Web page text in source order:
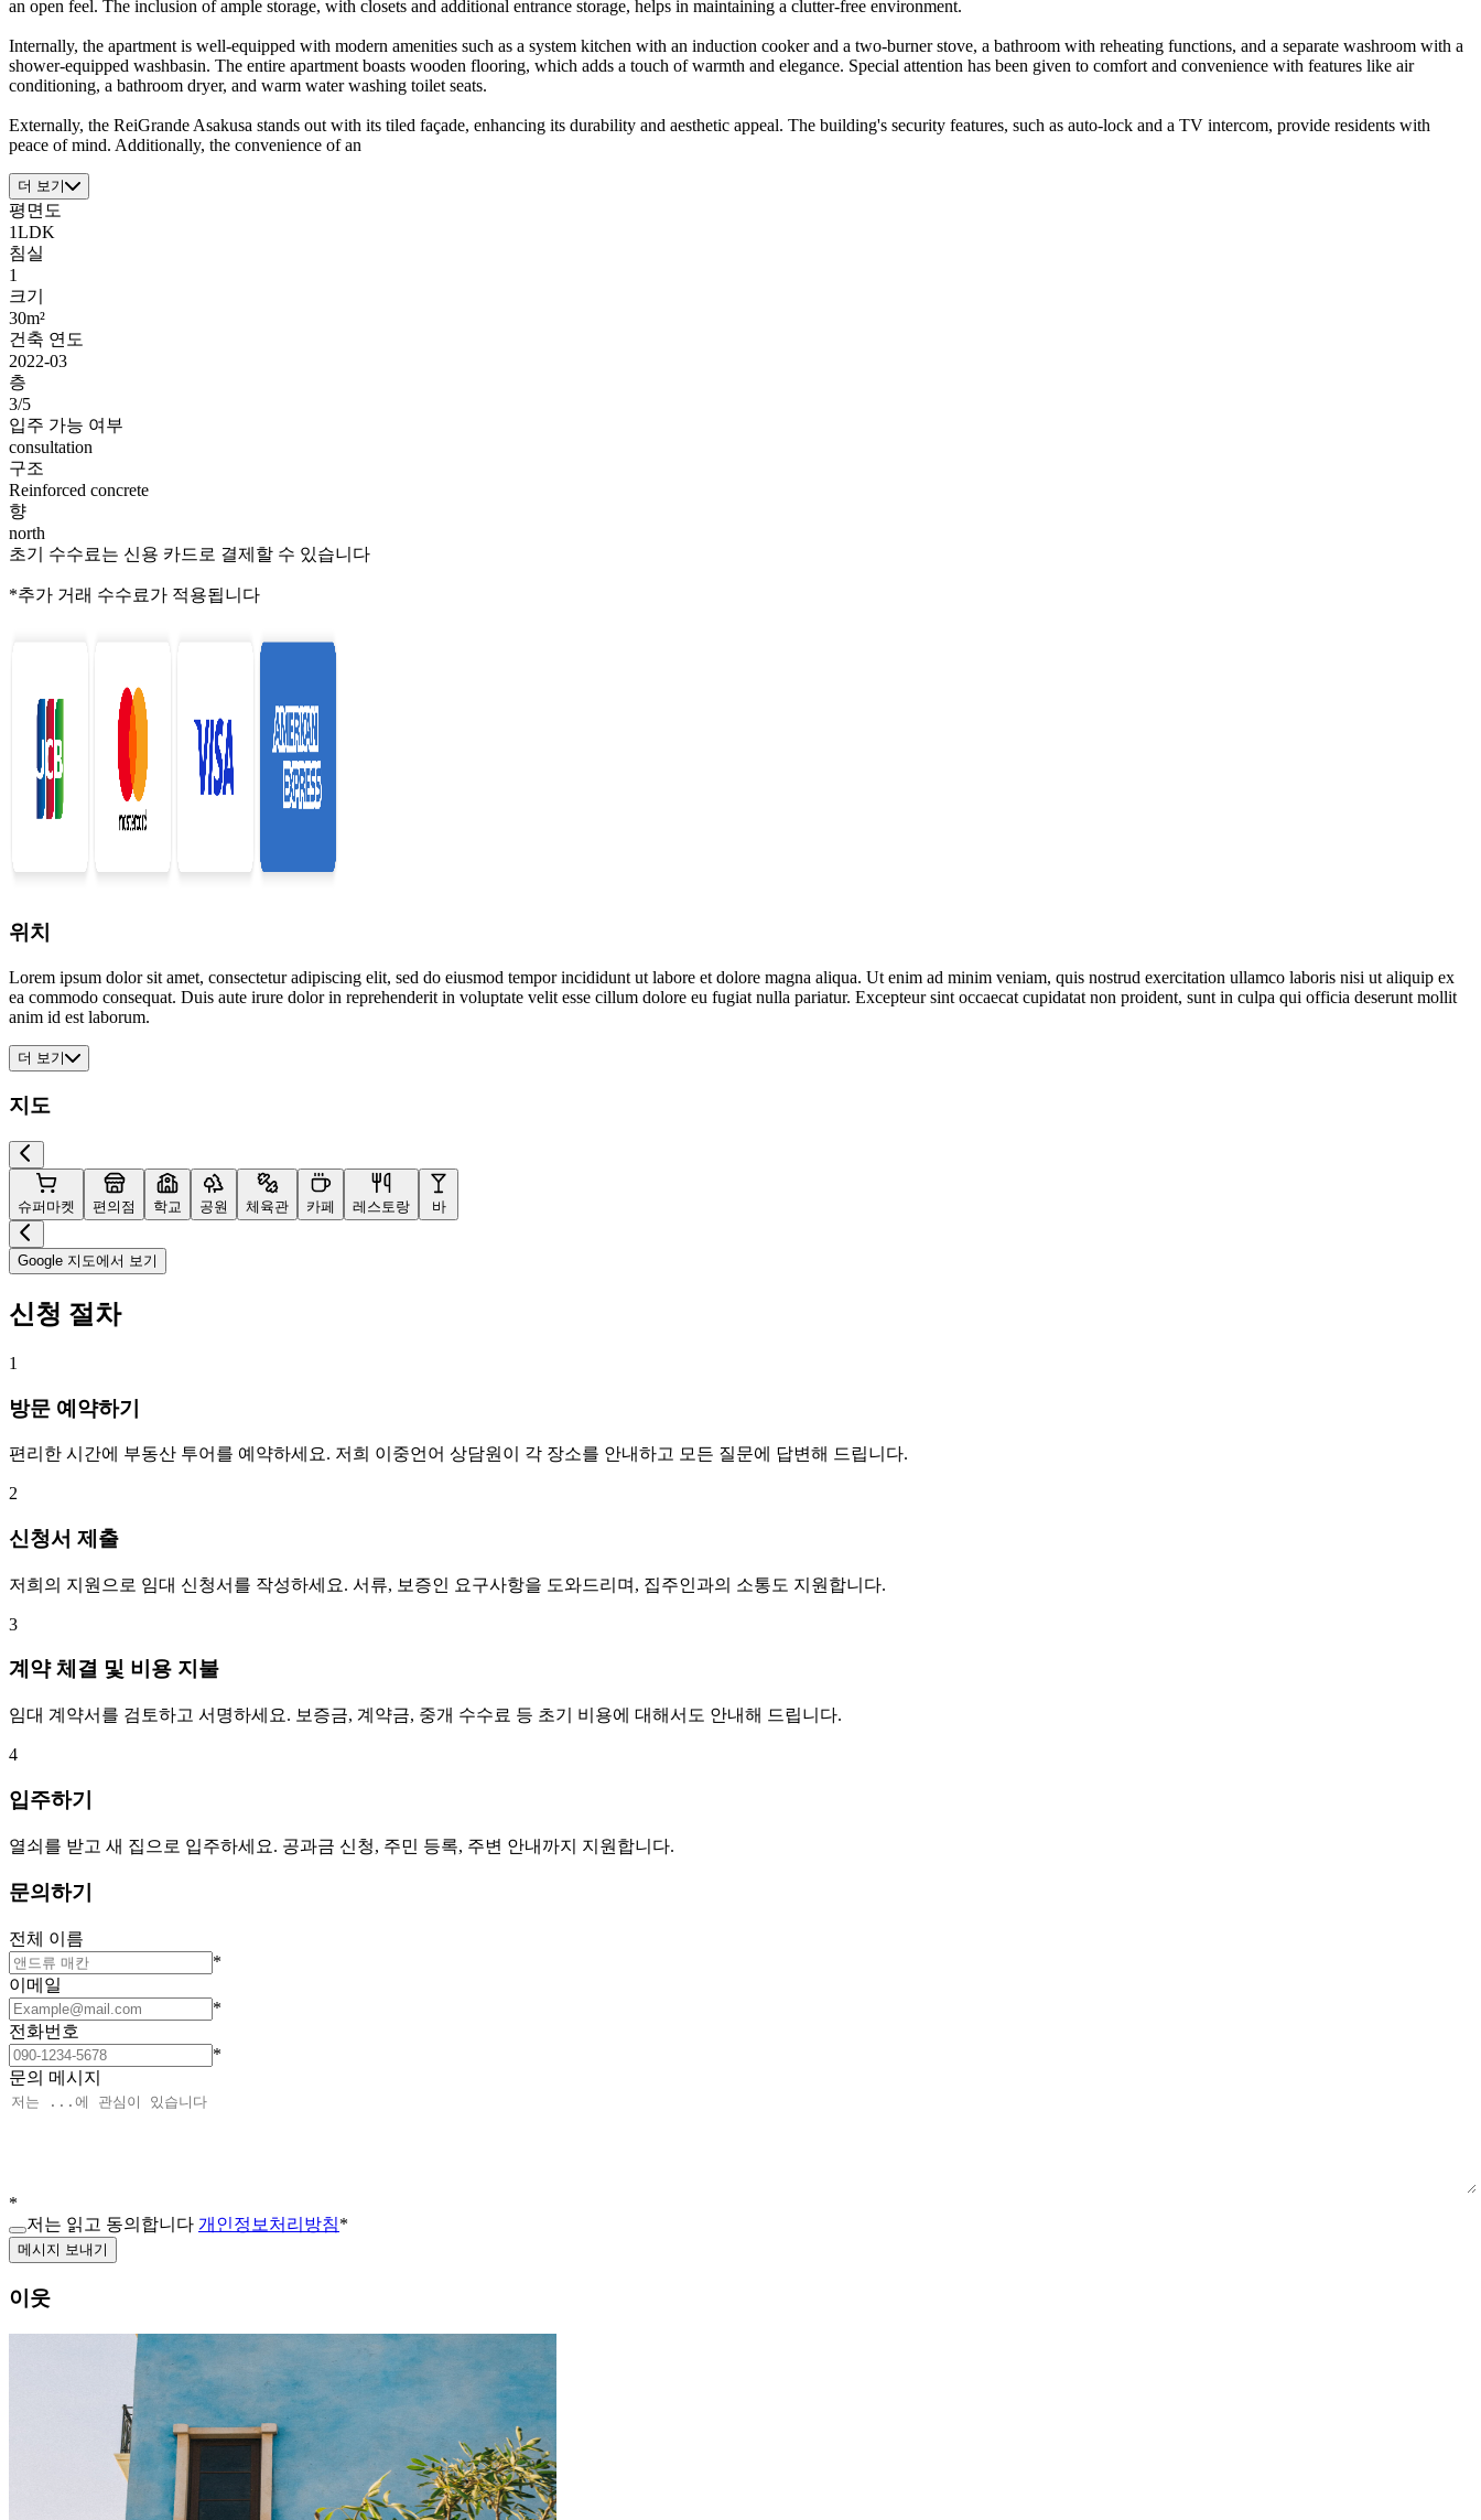
an open feel. The inclusion of ample storage, with closets and additional entrance storage, helps in maintaining a clutter-free environment.
Internally, the apartment is well-equipped with modern amenities such as a system kitchen with an induction cooker and a two-burner stove, a bathroom with reheating functions, and a separate washroom with a
shower-equipped washbasin. The entire apartment boasts wooden flooring, which adds a touch of warmth and elegance. Special attention has been given to comfort and convenience with features like air
conditioning, a bathroom dryer, and warm water washing toilet seats.
Externally, the ReiGrande Asakusa stands out with its tiled façade, enhancing its durability and aesthetic appeal. The building's security features, such as auto-lock and a TV intercom, provide residents with
peace of mind. Additionally, the convenience of an
더 보기
평면도
1LDK
침실
1
크기
30m²
건축 연도
2022-03
층
3/5
입주 가능 여부
consultation
구조
Reinforced concrete
향
north
초기 수수료는 신용 카드로 결제할 수 있습니다
*추가 거래 수수료가 적용됩니다
위치
Lorem ipsum dolor sit amet, consectetur adipiscing elit, sed do eiusmod tempor incididunt ut labore et dolore magna aliqua. Ut enim ad minim veniam, quis nostrud exercitation ullamco laboris nisi ut aliquip ex
ea commodo consequat. Duis aute irure dolor in reprehenderit in voluptate velit esse cillum dolore eu fugiat nulla pariatur. Excepteur sint occaecat cupidatat non proident, sunt in culpa qui officia deserunt mollit
anim id est laborum.
더 보기
지도
슈퍼마켓 편의점 학교 공원 체육관 카페 레스토랑 바
Google 지도에서 보기
신청 절차
1
방문 예약하기
편리한 시간에 부동산 투어를 예약하세요. 저희 이중언어 상담원이 각 장소를 안내하고 모든 질문에 답변해 드립니다.
2
신청서 제출
저희의 지원으로 임대 신청서를 작성하세요. 서류, 보증인 요구사항을 도와드리며, 집주인과의 소통도 지원합니다.
3
계약 체결 및 비용 지불
임대 계약서를 검토하고 서명하세요. 보증금, 계약금, 중개 수수료 등 초기 비용에 대해서도 안내해 드립니다.
4
입주하기
열쇠를 받고 새 집으로 입주하세요. 공과금 신청, 주민 등록, 주변 안내까지 지원합니다.
문의하기
전체 이름
*
이메일
*
전화번호
*
문의 메시지
*
저는 읽고 동의합니다 개인정보처리방침*
메시지 보내기
이웃